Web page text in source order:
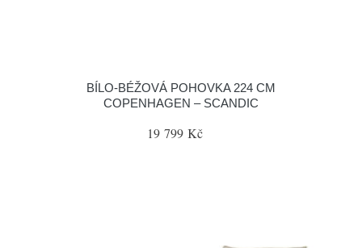
BÍLO-BÉŽOVÁ POHOVKA 224 CM
COPENHAGEN – SCANDIC
19 799 Kč